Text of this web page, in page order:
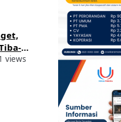
views